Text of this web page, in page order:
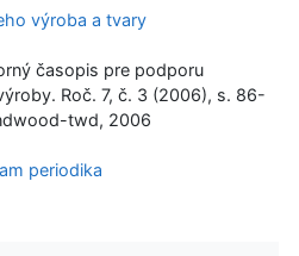
výroba a tvary
časopis pre podporu
Roč. 7, č. 3 (2006), s. 86-
twd, 2006
periodika